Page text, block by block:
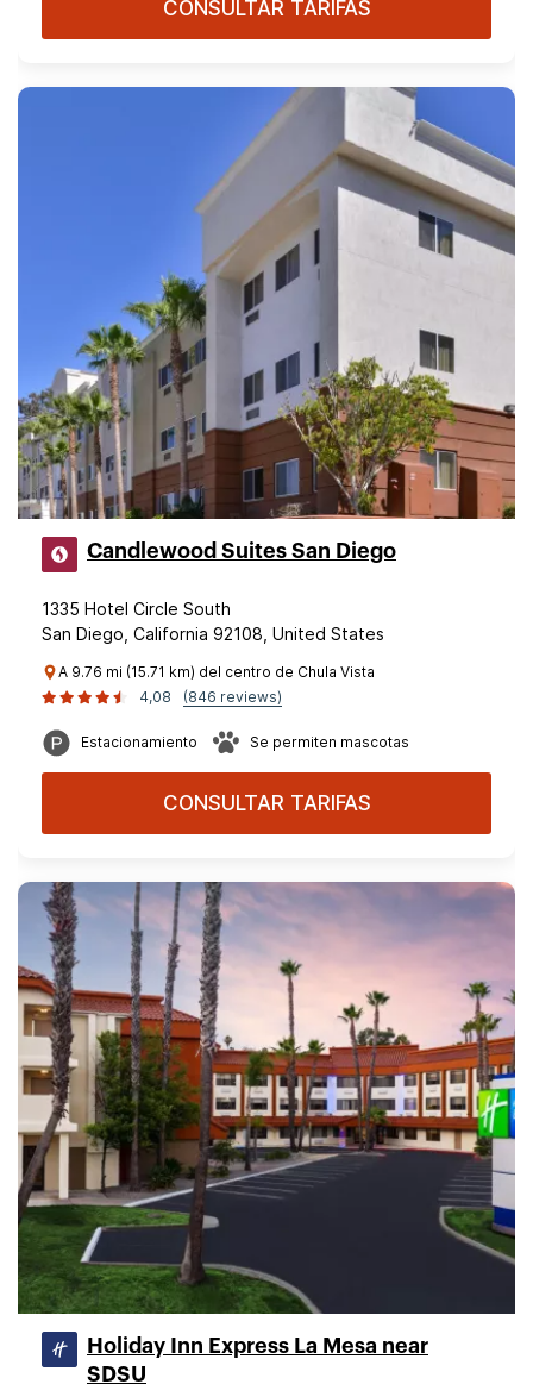
CONSULTAR TARIFAS
Candlewood Suites San Diego
1335 Hotel Circle South
San Diego, California 92108, United States
A 9.76 mi (15.71 km) del centro de Chula Vista
4,08
(846 reviews)
Estacionamiento Se permiten mascotas
CONSULTAR TARIFAS
Holiday Inn Express La Mesa near
SDSU